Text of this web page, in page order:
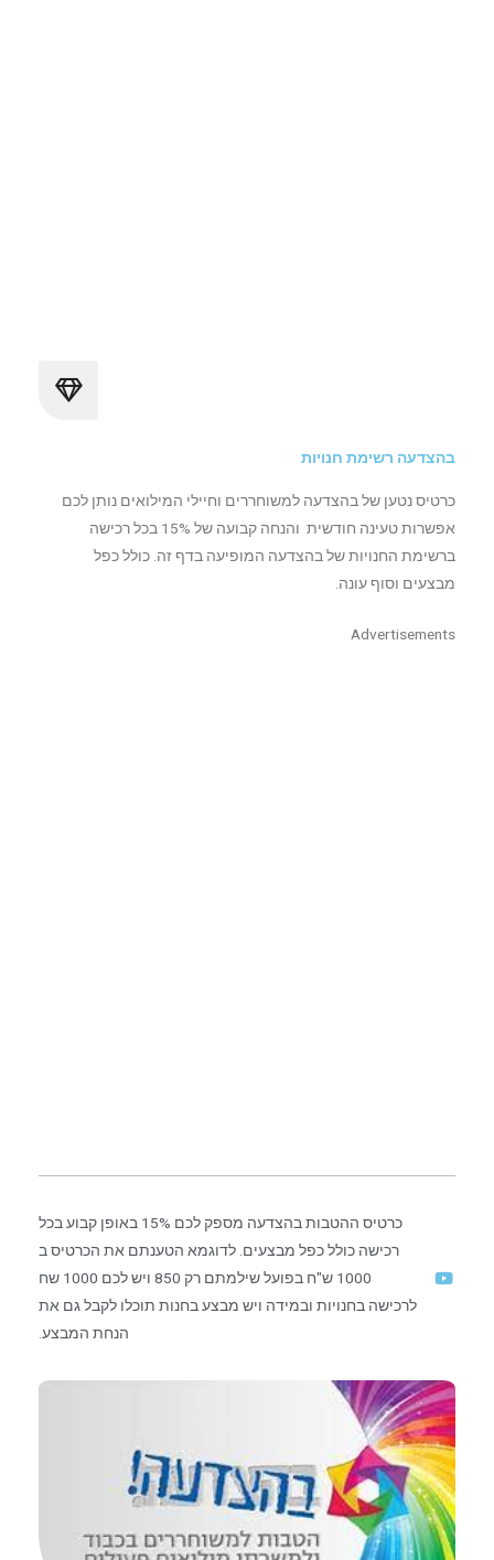
בהצדעה רשימת חנויות
כרטיס נטען של בהצדעה למשוחררים וחיילי המילואים נותן לכם
אפשרות טעינה חודשית והנחה קבועה של 15% בכל רכישה
ברשימת החנויות של בהצדעה המופיעה בדף זה. כולל כפל
מבצעים וסוף עונה.
Advertisements
כרטיס ההטבות בהצדעה מספק לכם 15% באופן קבוע בכל
רכישה כולל כפל מבצעים. לדוגמא הטענתם את הכרטיס ב
1000 ש"ח בפועל שילמתם רק 850 ויש לכם 1000 שח
לרכישה בחנויות ובמידה ויש מבצע בחנות תוכלו לקבל גם את
הנחת המבצע.